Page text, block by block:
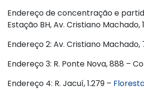
Endereço de concentração e
Estação BH, Av. Cristiano Machado,
Endereço 2: Av. Cristiano Machado,
Endereço 3: R. Ponte Nova, 888 –
Endereço 4: R. Jacuí, 1.279 –